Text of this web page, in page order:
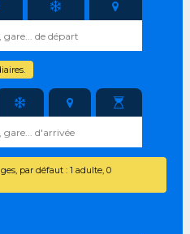
par défaut : 1 adulte, 0